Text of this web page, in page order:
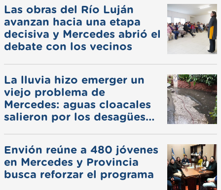
Las obras del Río Luján
avanzan hacia una etapa
decisiva y Mercedes abrió el
debate con los vecinos
La lluvia hizo emerger un
viejo problema de
Mercedes: aguas cloacales
salieron por los desagües
Envión reúne a 480 jóvenes
en Mercedes y Provincia
busca reforzar el programa